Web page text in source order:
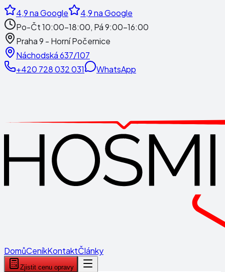
4,9na Google 4,9na Google
Po-Čt 10:00-18:00, Pá 9:00-16:00
Praha 9 - Horní Počernice
Náchodská 637/107
+420 728 032 031
WhatsApp
DomůCeníkKontaktČlánky
Zjistit cenu opravy